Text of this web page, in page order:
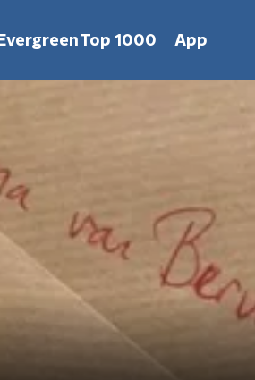
Evergreen Top 1000 App